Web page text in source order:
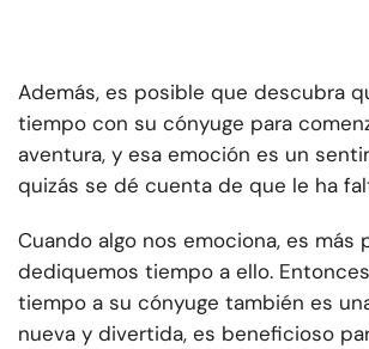
Además, es posible que descubra
tiempo con su cónyuge para
aventura, y esa emoción es un
quizás se dé cuenta de que le ha
Cuando algo nos emociona, es más
dediquemos tiempo a ello.
tiempo a su cónyuge también es
nueva y divertida, es beneficioso